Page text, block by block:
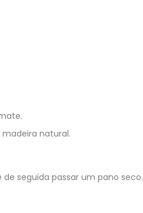
natural.
seguida passar um pano seco.